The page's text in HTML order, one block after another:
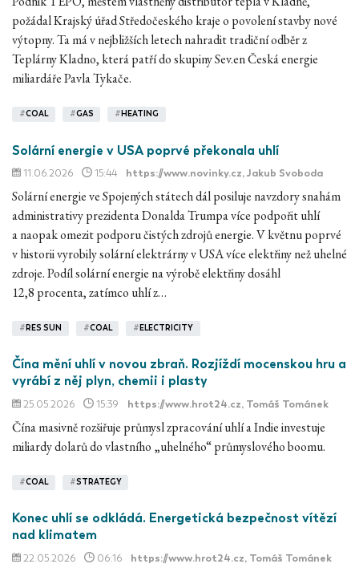
požádal Krajský úřad Středočeského kraje o povolení stavby nové
výtopny. Ta má v nejbližších letech nahradit tradiční odběr z
Teplárny Kladno, která patří do skupiny Sev.en Česká energie
miliardáře Pavla Tykače.
#COAL #GAS # HEATING
Solární energie v USA poprvé překonala uhlí
11.06.2026 15:44 https://www.novinky.cz, Jakub Svoboda
Solární energie ve Spojených státech dál posiluje navzdory snahám
administrativy prezidenta Donalda Trumpa více podpořit uhlí
a naopak omezit podporu čistých zdrojů energie. V květnu poprvé
v historii vyrobily solární elektrárny v USA více elektřiny než uhelné
zdroje. Podíl solární energie na výrobě elektřiny dosáhl
12,8 procenta, zatímco uhlí z…
# RES SUN #COAL # ELECTRICITY
Čína mění uhlí v novou zbraň. Rozjíždí mocenskou hru a
vyrábí z něj plyn, chemii i plasty
25.05.2026 15:39 https://www.hrot24.cz, Tomáš Tománek
Čína masivně rozšiřuje průmysl zpracování uhlí a Indie investuje
miliardy dolarů do vlastního „uhelného“ průmyslového boomu.
#COAL #STRATEGY
Konec uhlí se odkládá. Energetická bezpečnost vítězí
nad klimatem
22.05.2026 06:16 https://www.hrot24.cz, Tomáš Tománek